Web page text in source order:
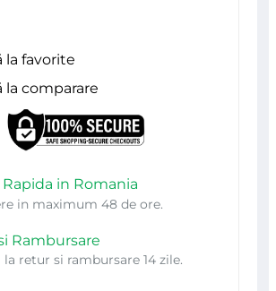
Rapida in Romania
in maximum 48 de ore.
Rambursare
retur si rambursare 14 zile.
la favorite
la comparare